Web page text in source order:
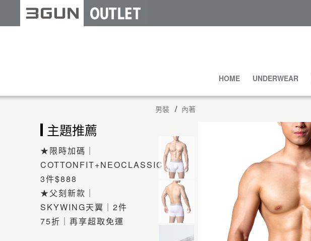
HOME UNDERWEAR
主題推薦
★限時加碼｜
COTTONFIT+NEOCLASSIC
3件$888
★父刻新款｜
SKYWING天翼｜2件
75折｜再享超取免運
男裝 內著